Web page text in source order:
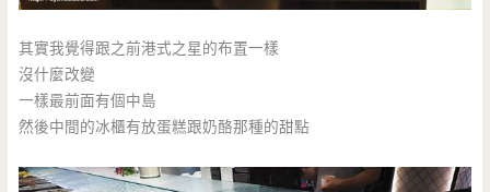
其實我覺得跟之前港式之星的布置一樣
沒什麼改變
一樣最前面有個中島
然後中間的冰櫃有放蛋糕跟奶酪那種的甜點